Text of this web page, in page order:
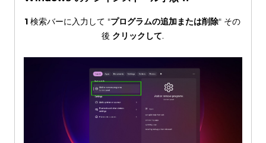
1 検索バーに入力して "プログラムの追加または削除" その
後 クリックして.